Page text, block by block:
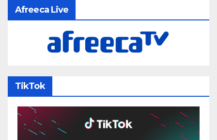
Afreeca Live
TikTok